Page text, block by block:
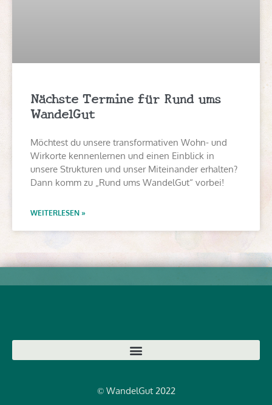
Nächste Termine für Rund ums
WandelGut
Möchtest du unsere transformativen Wohn- und
Wirkorte kennenlernen und einen Einblick in
unsere Strukturen und unser Miteinander erhalten?
Dann komm zu „Rund ums WandelGut“ vorbei!
WEITERLESEN »
© WandelGut 2022